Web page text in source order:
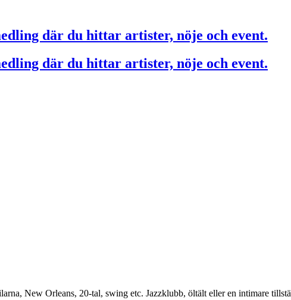
där du hittar artister, nöje och event.
där du hittar artister, nöje och event.
New Orleans, 20-tal, swing etc. Jazzklubb, öltält eller en intimare